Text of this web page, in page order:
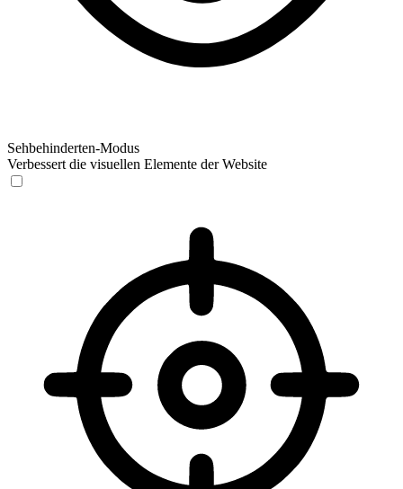
Sehbehinderten-Modus
Verbessert die visuellen Elemente der Website